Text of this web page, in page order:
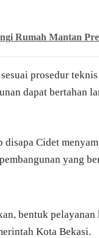
Rumah Mantan
prosedur
dapat bertahan
disapa Cidet
yang
bentuk pelayanan
Kota Bekasi.